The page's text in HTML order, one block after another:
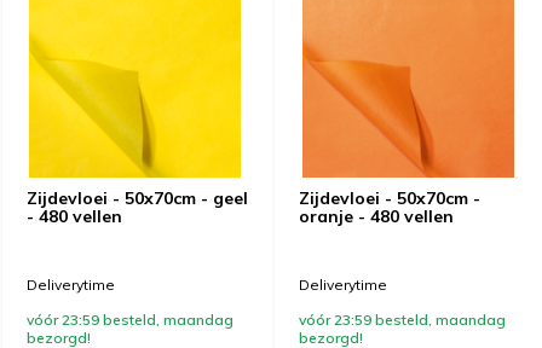
Zijdevloei - 50x70cm - geel
- 480 vellen
Deliverytime
vóór 23:59 besteld, maandag
bezorgd!
Zijdevloei - 50x70cm -
oranje - 480 vellen
Deliverytime
vóór 23:59 besteld, maandag
bezorgd!